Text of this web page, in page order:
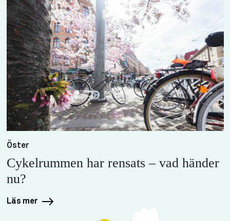
Öster
Cykelrummen har rensats – vad händer
nu?
Läs mer